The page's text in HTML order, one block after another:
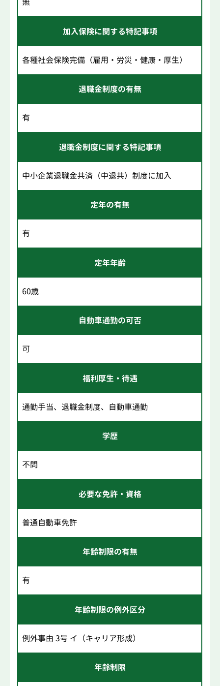
加入保険に関する特記事項
各種社会保険完備（雇用・労災・健康・厚生）
退職金制度の有無
有
退職金制度に関する特記事項
中小企業退職金共済（中退共）制度に加入
定年の有無
有
定年年齢
60歳
自動車通勤の可否
可
福利厚生・待遇
通勤手当、退職金制度、自動車通勤
学歴
不問
必要な免許・資格
普通自動車免許
年齢制限の有無
有
年齢制限の例外区分
例外事由 3号 イ（キャリア形成）
年齢制限